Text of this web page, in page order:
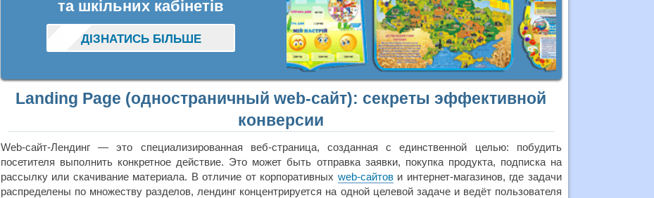
та шкільних кабінетів
ДІЗНАТИСЬ БІЛЬШЕ
Landing Page (одностраничный web-сайт): секреты эффективной
конверсии
Web-сайт-Лендинг — это специализированная веб‑страница, созданная с единственной целью: побудить
посетителя выполнить конкретное действие. Это может быть отправка заявки, покупка продукта, подписка на
рассылку или скачивание материала. В отличие от корпоративных web-сайтови интернет‑магазинов, где задачи
распределены по множеству разделов, лендинг концентрируется на одной целевой задаче и ведёт пользователя